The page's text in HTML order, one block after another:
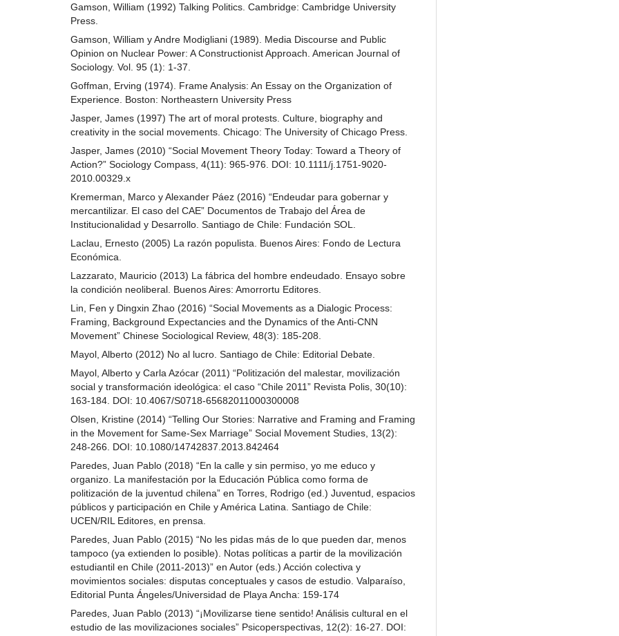
Gamson, William (1992) Talking Politics. Cambridge: Cambridge University
Press.
Gamson, William y Andre Modigliani (1989). Media Discourse and Public
Opinion on Nuclear Power: A Constructionist Approach. American Journal of
Sociology. Vol. 95 (1): 1-37.
Goffman, Erving (1974). Frame Analysis: An Essay on the Organization of
Experience. Boston: Northeastern University Press
Jasper, James (1997) The art of moral protests. Culture, biography and
creativity in the social movements. Chicago: The University of Chicago Press.
Jasper, James (2010) “Social Movement Theory Today: Toward a Theory of
Action?” Sociology Compass, 4(11): 965-976. DOI: 10.1111/j.1751-9020-
2010.00329.x
Kremerman, Marco y Alexander Páez (2016) “Endeudar para gobernar y
mercantilizar. El caso del CAE” Documentos de Trabajo del Área de
Institucionalidad y Desarrollo. Santiago de Chile: Fundación SOL.
Laclau, Ernesto (2005) La razón populista. Buenos Aires: Fondo de Lectura
Económica.
Lazzarato, Mauricio (2013) La fábrica del hombre endeudado. Ensayo sobre
la condición neoliberal. Buenos Aires: Amorrortu Editores.
Lin, Fen y Dingxin Zhao (2016) “Social Movements as a Dialogic Process:
Framing, Background Expectancies and the Dynamics of the Anti-CNN
Movement” Chinese Sociological Review, 48(3): 185-208.
Mayol, Alberto (2012) No al lucro. Santiago de Chile: Editorial Debate.
Mayol, Alberto y Carla Azócar (2011) “Politización del malestar, movilización
social y transformación ideológica: el caso “Chile 2011” Revista Polis, 30(10):
163-184. DOI: 10.4067/S0718-65682011000300008
Olsen, Kristine (2014) “Telling Our Stories: Narrative and Framing and Framing
in the Movement for Same-Sex Marriage” Social Movement Studies, 13(2):
248-266. DOI: 10.1080/14742837.2013.842464
Paredes, Juan Pablo (2018) “En la calle y sin permiso, yo me educo y
organizo. La manifestación por la Educación Pública como forma de
politización de la juventud chilena” en Torres, Rodrigo (ed.) Juventud, espacios
públicos y participación en Chile y América Latina. Santiago de Chile:
UCEN/RIL Editores, en prensa.
Paredes, Juan Pablo (2015) “No les pidas más de lo que pueden dar, menos
tampoco (ya extienden lo posible). Notas políticas a partir de la movilización
estudiantil en Chile (2011-2013)” en Autor (eds.) Acción colectiva y
movimientos sociales: disputas conceptuales y casos de estudio. Valparaíso,
Editorial Punta Ángeles/Universidad de Playa Ancha: 159-174
Paredes, Juan Pablo (2013) “¡Movilizarse tiene sentido! Análisis cultural en el
estudio de las movilizaciones sociales” Psicoperspectivas, 12(2): 16-27. DOI: